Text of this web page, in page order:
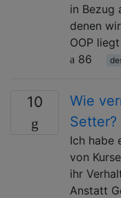
in Bezug
denen
OOP
86
10
Wie
Setter?
Ich habe
von
ihr
Anstatt